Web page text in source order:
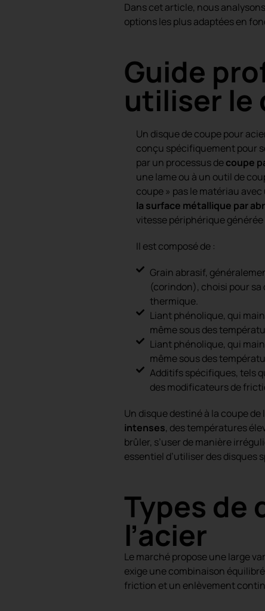
Dans cet article, nous
options les plus adaptées en
Guide
utiliser le
Un disque de coupe pour
conçu spécifiquement pour
par un processus decoupe
une lame ou à un outil de
coupe » pas le matériau
la surface métallique par
vitesse périphérique
Il est composé de :
Grain abrasif,
(corindon), choisi pour
thermique.
Liant phénolique, qui
même sous des
Liant phénolique, qui
même sous des
Additifs spécifiques, tels
des modificateurs de
Un disque destiné à la coupe de
intenses, des températures
brûler, s’user de manière
essentiel d’utiliser des
Types de
l’acier
Le marché propose une large
exige une combinaison
friction et un enlèvement